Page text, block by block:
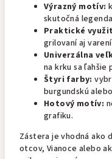
Výrazný motív:
skutočná
Praktické
grilovaní aj
Univerzálna
na krku sa ľahšie
Štyri farby:
burgundskú
Hotový motív:
grafiku.
Zástera je vhodná ako
otcov, Vianoce alebo